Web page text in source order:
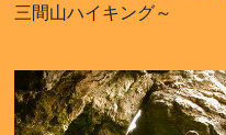
三間山ハイキング～